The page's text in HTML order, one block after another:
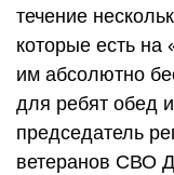
течение
которые есть
им абсолютно
для ребят обед
председатель
ветеранов СВО